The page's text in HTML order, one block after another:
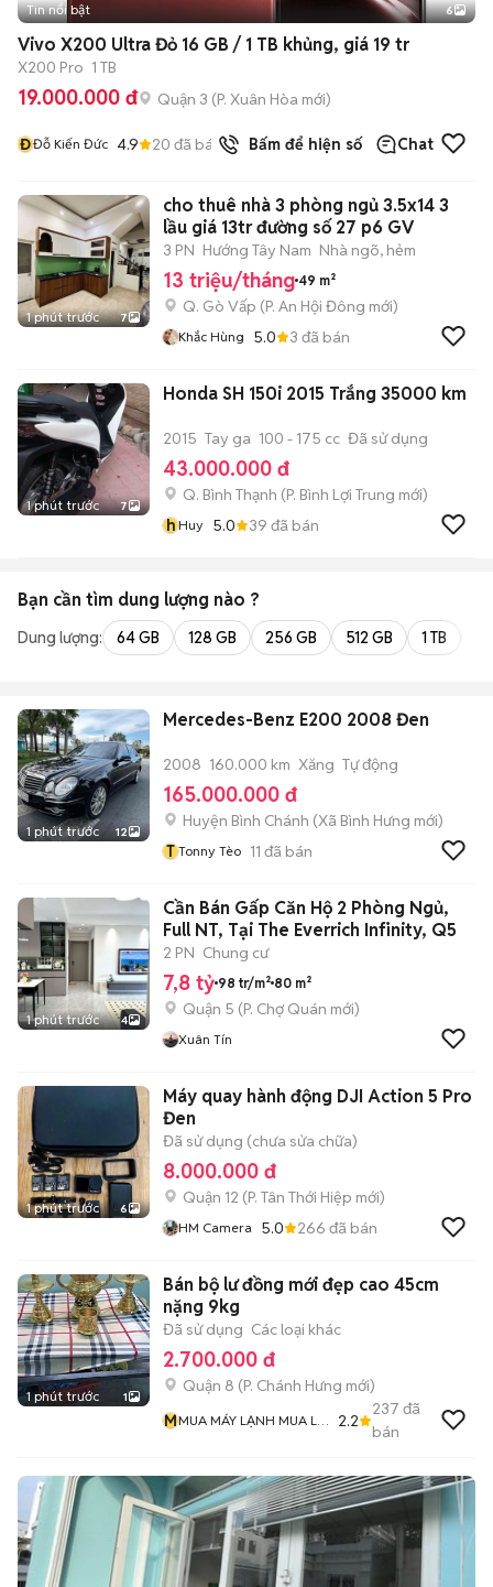
+2
Tin nổi bật 6
Vivo X200 Ultra Đỏ 16 GB / 1 TB khủng, giá 19 tr
X200 Pro 1 TB
19.000.000 đ Quận 3 (P. Xuân Hòa mới)
ĐĐỗ Kiến Đức 4.9 20 đã bán Bấm để hiện số Chat
1 phút trước 7
cho thuê nhà 3 phòng ngủ 3.5x14 3
lầu giá 13tr đường số 27 p6 GV
3 PN Hướng Tây Nam Nhà ngõ, hẻm
13 triệu/tháng 49 m²
Q. Gò Vấp (P. An Hội Đông mới)
Khắc Hùng 5.0 3 đã bán
1 phút trước 7
Honda SH 150i 2015 Trắng 35000 km
2015 Tay ga 100 - 175 cc Đã sử dụng
43.000.000 đ
Q. Bình Thạnh (P. Bình Lợi Trung mới)
hHuy 5.0 39 đã bán
Bạn cần tìm dung lượng nào ?
Dung lượng: 64 GB 128 GB 256 GB 512 GB 1 TB
1 phút trước 12
Mercedes-Benz E200 2008 Đen
2008 160.000 km Xăng Tự động
165.000.000 đ
Huyện Bình Chánh (Xã Bình Hưng mới)
T Tonny Tèo 11 đã bán
1 phút trước 4
Cần Bán Gấp Căn Hộ 2 Phòng Ngủ,
Full NT, Tại The Everrich Infinity, Q5
2 PN Chung cư
7,8 tỷ 98 tr/m² 80 m²
Quận 5 (P. Chợ Quán mới)
Xuân Tín
1 phút trước 6
Máy quay hành động DJI Action 5 Pro
Đen
Đã sử dụng (chưa sửa chữa)
8.000.000 đ
Quận 12 (P. Tân Thới Hiệp mới)
HM Camera 5.0 266 đã bán
1 phút trước 1
Bán bộ lư đồng mới đẹp cao 45cm
nặng 9kg
Đã sử dụng Các loại khác
2.700.000 đ
Quận 8 (P. Chánh Hưng mới)
MMUA MÁY LẠNH MUA LƯ
2.2
237 đã
bán